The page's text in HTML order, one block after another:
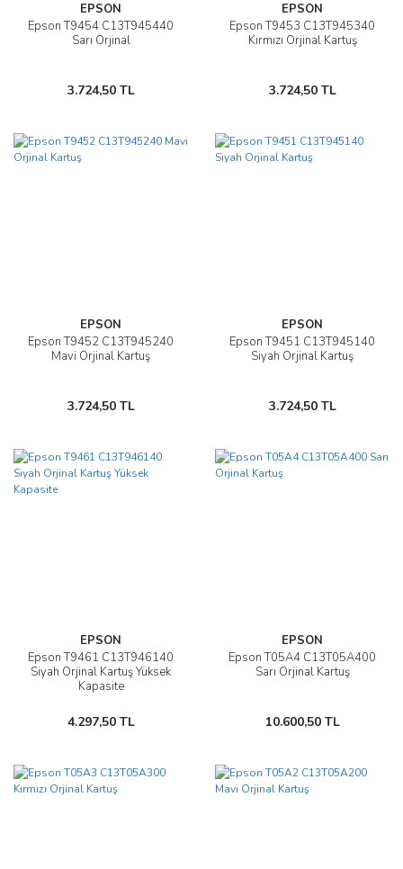
EPSON
Epson T9454 C13T945440
Sarı Orjinal
3.724,50 TL
EPSON
Epson T9453 C13T945340
Kırmızı Orjinal Kartuş
3.724,50 TL
EPSON
Epson T9452 C13T945240
Mavi Orjinal Kartuş
3.724,50 TL
EPSON
Epson T9451 C13T945140
Siyah Orjinal Kartuş
3.724,50 TL
EPSON
Epson T9461 C13T946140
Siyah Orjinal Kartuş Yüksek
Kapasite
4.297,50 TL
EPSON
Epson T05A4 C13T05A400
Sarı Orjinal Kartuş
10.600,50 TL